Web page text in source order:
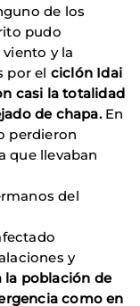
de los
pudo
y la
por el ciclón Idai
casi la totalidad
de chapa. En
perdieron
que llevaban
del
y
la población de
como en